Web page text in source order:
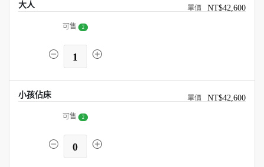
大人 NT$42,600
可售 2
1
小孩佔床 NT$42,600
可售 2
0